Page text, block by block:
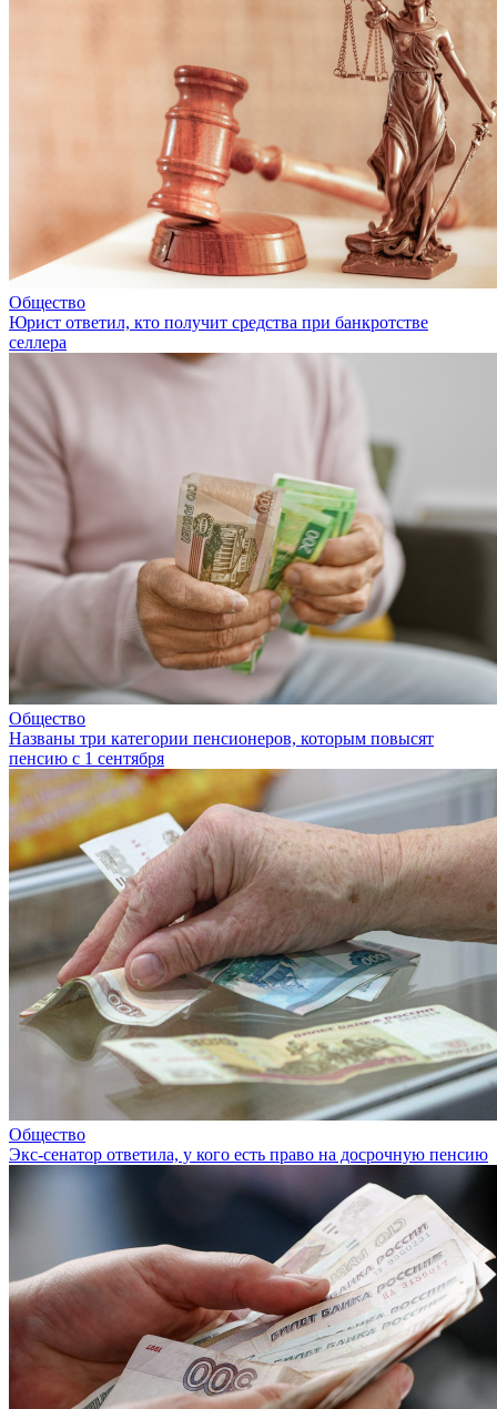
Общество
Юрист ответил, кто получит средства при банкротстве
селлера
Общество
Названы три категории пенсионеров, которым повысят
пенсию с 1 сентября
Общество
Экс-сенатор ответила, у кого есть право на досрочную пенсию